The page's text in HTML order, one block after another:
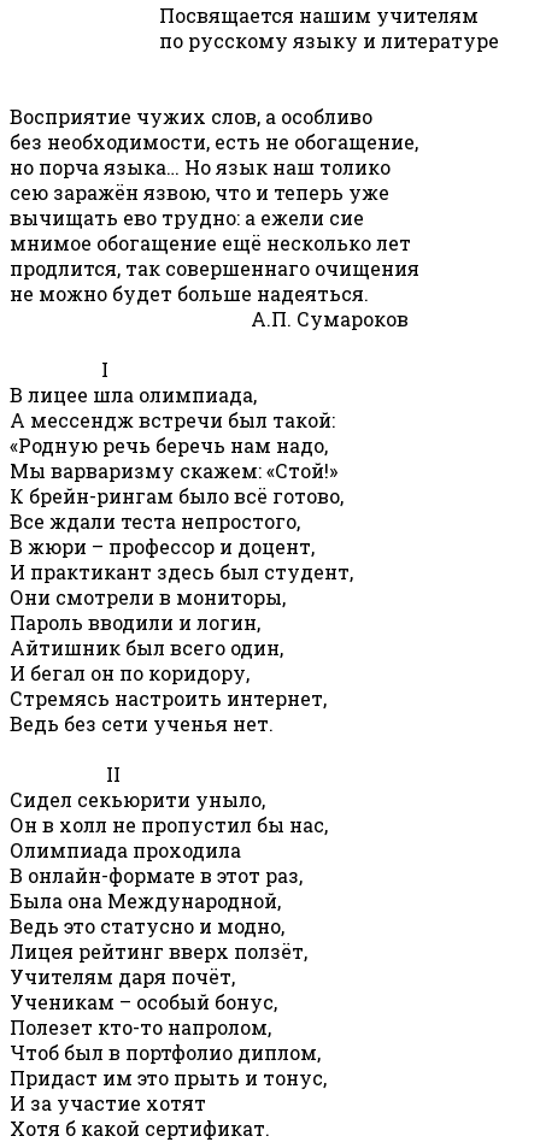
Посвящается нашим учителям
по русскому языку и литературе
Восприятие чужих слов, а особливо
без необходимости, есть не обогащение,
но порча языка… Но язык наш толико
сею заражён язвою, что и теперь уже
вычищать ево трудно: а ежели сие
мнимое обогащение ещё несколько лет
продлится, так совершеннаго очищения
не можно будет больше надеяться.
А.П. Сумароков
I
В лицее шла олимпиада,
А мессендж встречи был такой:
«Родную речь беречь нам надо,
Мы варваризму скажем: «Стой!»
К брейн-рингам было всё готово,
Все ждали теста непростого,
В жюри – профессор и доцент,
И практикант здесь был студент,
Они смотрели в мониторы,
Пароль вводили и логин,
Айтишник был всего один,
И бегал он по коридору,
Стремясь настроить интернет,
Ведь без сети ученья нет.
II
Сидел секьюрити уныло,
Он в холл не пропустил бы нас,
Олимпиада проходила
В онлайн-формате в этот раз,
Была она Международной,
Ведь это статусно и модно,
Лицея рейтинг вверх ползёт,
Учителям даря почёт,
Ученикам – особый бонус,
Полезет кто-то напролом,
Чтоб был в портфолио диплом,
Придаст им это прыть и тонус,
И за участие хотят
Хотя б какой сертификат.